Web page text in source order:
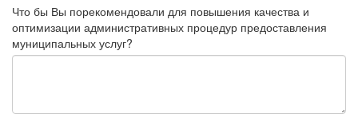
Что бы Вы порекомендовали для повышения качества и
оптимизации административных процедур предоставления
муниципальных услуг?